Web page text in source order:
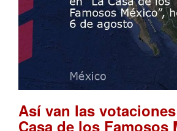
Así van las
Casa de los Famosos